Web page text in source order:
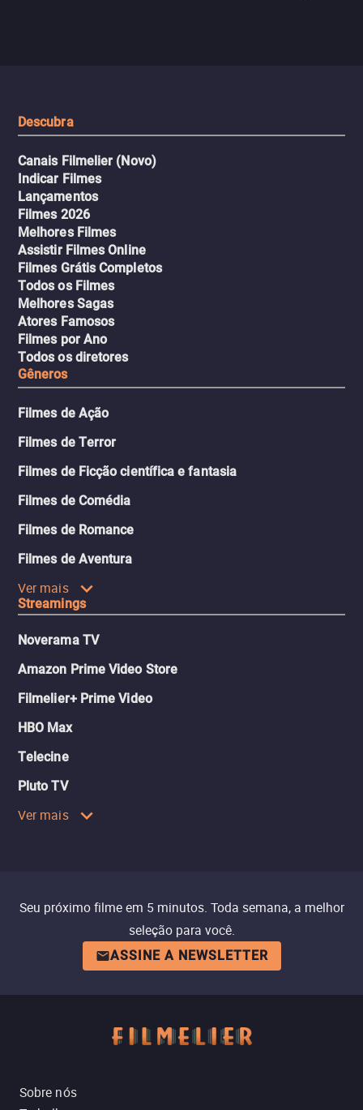
Descubra
Canais Filmelier (Novo)
Indicar Filmes
Lançamentos
Filmes 2026
Melhores Filmes
Assistir Filmes Online
Filmes Grátis Completos
Todos os Filmes
Melhores Sagas
Atores Famosos
Filmes por Ano
Todos os diretores
Gêneros
Filmes de Ação
Filmes de Terror
Filmes de Ficção científica e fantasia
Filmes de Comédia
Filmes de Romance
Filmes de Aventura
Ver mais
Streamings
Noverama TV
Amazon Prime Video Store
Filmelier+ Prime Video
HBO Max
Telecine
Pluto TV
Ver mais
Seu próximo filme em 5 minutos. Toda semana, a melhor
seleção para você.
ASSINE A NEWSLETTER
Sobre nós